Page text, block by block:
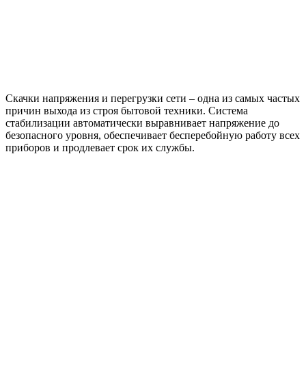
Скачки напряжения и перегрузки сети – одна из самых частых
причин выхода из строя бытовой техники. Система
стабилизации автоматически выравнивает напряжение до
безопасного уровня, обеспечивает бесперебойную работу всех
приборов и продлевает срок их службы.